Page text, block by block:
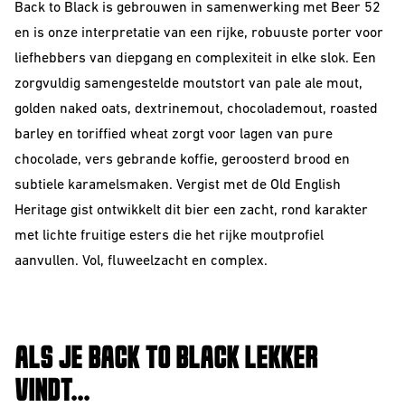
Beerclub
Join our beerclub
now!
Back to Black is gebrouwen in samenwerking met Beer 52
en is onze interpretatie van een rijke, robuuste porter voor
liefhebbers van diepgang en complexiteit in elke slok. Een
zorgvuldig samengestelde moutstort van pale ale mout,
golden naked oats, dextrinemout, chocolademout, roasted
barley en toriffied wheat zorgt voor lagen van pure
chocolade, vers gebrande koffie, geroosterd brood en
subtiele karamelsmaken. Vergist met de Old English
Heritage gist ontwikkelt dit bier een zacht, rond karakter
met lichte fruitige esters die het rijke moutprofiel
aanvullen. Vol, fluweelzacht en complex.
ALS JE BACK TO BLACK LEKKER
VINDT...